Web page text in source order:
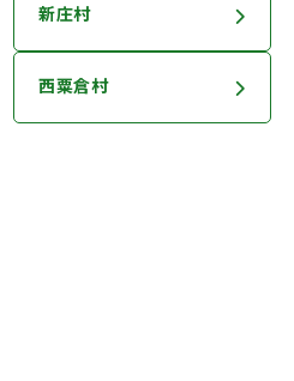
新庄村
西粟倉村